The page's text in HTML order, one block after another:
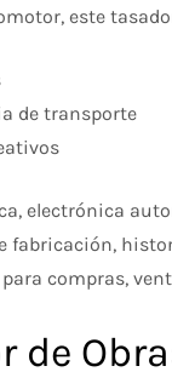
este
de transporte
electrónica
fabricación,
compras,
de